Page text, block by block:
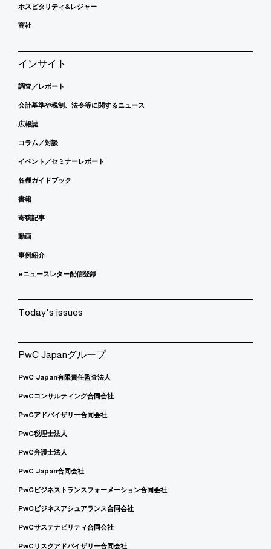
ホスピタリティ&レジャー
商社
インサイト
調査／レポート
会計基準や税制、法令等に関するニュース
広報誌
コラム／対談
イベント／セミナーレポート
各種ガイドブック
書籍
寄稿記事
動画
事例紹介
eニュースレター配信登録
Today's issues
PwC Japanグループ
PwC Japan有限責任監査法人
PwCコンサルティング合同会社
PwCアドバイザリー合同会社
PwC税理士法人
PwC弁護士法人
PwC Japan合同会社
PwCビジネストランスフォーメーション合同会社
PwCビジネスアシュアランス合同会社
PwCサステナビリティ合同会社
PwCリスクアドバイザリー合同会社